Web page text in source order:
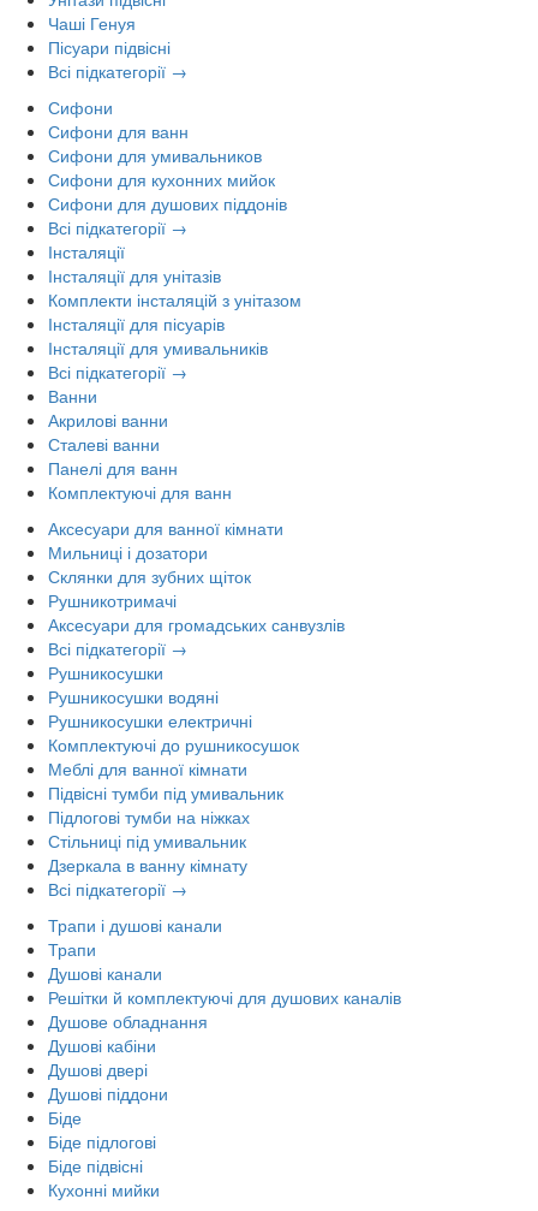
Чаші Генуя
Пісуари підвісні
Всі підкатегорії →
Сифони
Сифони для ванн
Сифони для умивальников
Сифони для кухонних мийок
Сифони для душових піддонів
Всі підкатегорії →
Інсталяції
Інсталяції для унітазів
Комплекти інсталяцій з унітазом
Інсталяції для пісуарів
Інсталяції для умивальників
Всі підкатегорії →
Ванни
Акрилові ванни
Сталеві ванни
Панелі для ванн
Комплектуючі для ванн
Аксесуари для ванної кімнати
Мильниці і дозатори
Склянки для зубних щіток
Рушникотримачі
Аксесуари для громадських санвузлів
Всі підкатегорії →
Рушникосушки
Рушникосушки водяні
Рушникосушки електричні
Комплектуючі до рушникосушок
Меблі для ванної кімнати
Підвісні тумби під умивальник
Підлогові тумби на ніжках
Стільниці під умивальник
Дзеркала в ванну кімнату
Всі підкатегорії →
Трапи і душові канали
Трапи
Душові канали
Решітки й комплектуючі для душових каналів
Душове обладнання
Душові кабіни
Душові двері
Душові піддони
Біде
Біде підлогові
Біде підвісні
Кухонні мийки